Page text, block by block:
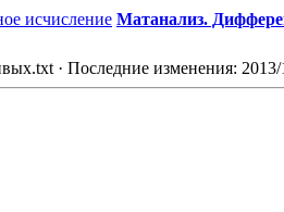
исчисление Матанализ.
· Последние изменения: